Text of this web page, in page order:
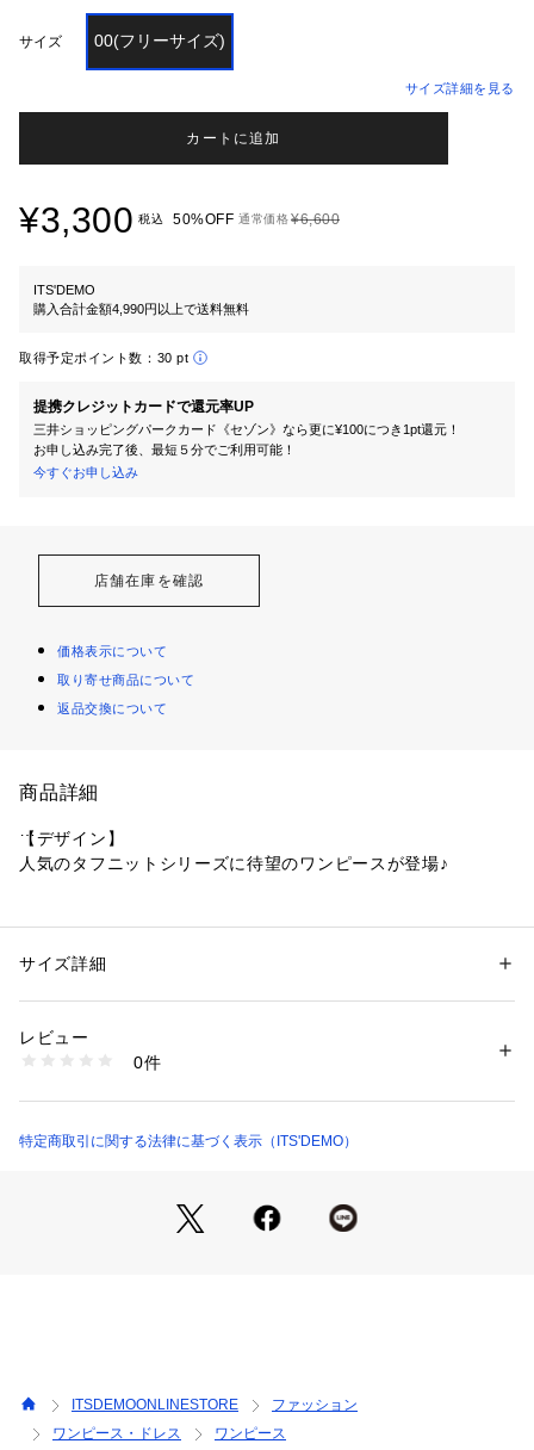
サイズ 00(フリーサイズ)
サイズ詳細を見る
カートに追加
¥3,300 税込 50%OFF 通常価格¥6,600
ITS'DEMO
購入合計金額4,990円以上で送料無料
取得予定ポイント数： 30 pt
提携クレジットカードで還元率UP
三井ショッピングパークカード《セゾン》なら更に¥100につき1pt還元！
お申し込み完了後、最短５分でご利用可能！
今すぐお申し込み
店舗在庫を確認
価格表示について
取り寄せ商品について
返品交換について
商品詳細
【デザイン】
人気のタフニットシリーズに待望のワンピースが登場♪
ット
作られた糸を使用しているため、糸が安定しやすく耐久性に富
み、洗濯時に型崩れしにくい素材になっています。
ゴールドのボタンがアクセント。
スリット入りなのでロング丈でも着やすく、足元に抜け感をつ
【仕様】
・ポケットなし
性別：レディース
素材：ポリエステル73％ レーヨン27％
商品番号：
P93-54001 （ショップ）
サイズ詳細
レビュー
0件
特定商取引に関する法律に基づく表示（ITS'DEMO）
ITSDEMOONLINESTORE
ファッション
ワンピース・ドレス
ワンピース